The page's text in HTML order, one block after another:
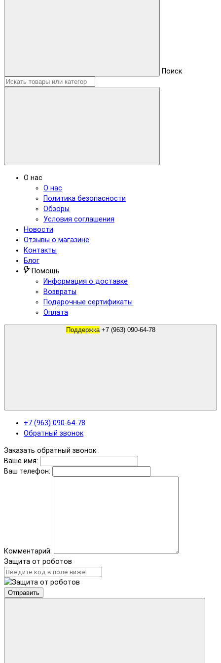
Поиск
О нас
О нас
Политика безопасности
Обзоры
Условия соглашения
Новости
Отзывы о магазине
Контакты
Блог
Помощь
Информация о доставке
Возвраты
Подарочные сертификаты
Оплата
Поддержка +7 (963) 090-64-78
+7 (963) 090-64-78
Обратный звонок
Заказать обратный звонок
Ваше имя:
Ваш телефон:
Комментарий:
Защита от роботов
Отправить